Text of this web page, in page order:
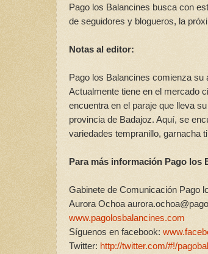
Pago los Balancines busca con
de seguidores y blogueros, la
Notas al editor:
Pago los Balancines comienza su
Actualmente tiene en el mercado
encuentra en el paraje que lleva
provincia de Badajoz. Aquí, se
variedades tempranillo, garnacha
Para más información Pago los
Gabinete de Comunicación Pago
Aurora Ochoa
www.pagolosbalancines.com
Síguenos en facebook:
Twitter: http://twitter.com/#!/